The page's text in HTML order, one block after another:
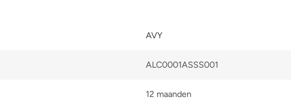
AVY
ALC0001ASSS001
12 maanden